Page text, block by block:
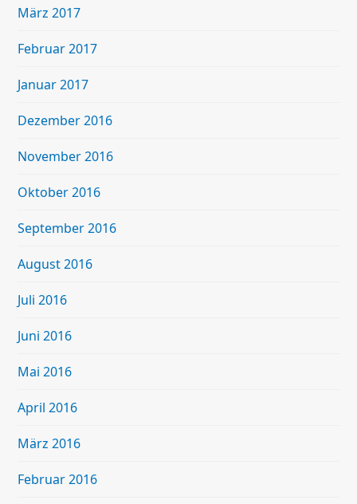
März 2017
Februar 2017
Januar 2017
Dezember 2016
November 2016
Oktober 2016
September 2016
August 2016
Juli 2016
Juni 2016
Mai 2016
April 2016
März 2016
Februar 2016